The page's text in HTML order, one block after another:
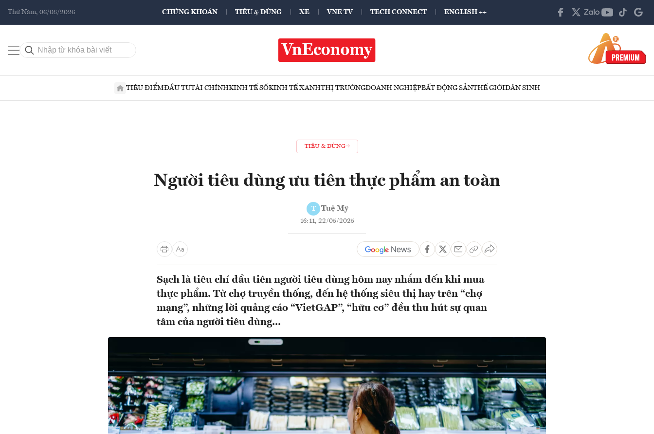
Thứ Năm, 06/08/2026 CHỨNG KHOÁN TIÊU & DÙNG XE VNE TV TECH CONNECT ENGLISH ++
TIÊU ĐIỂMĐẦU TƯTÀI CHÍNHKINH TẾ SỐKINH TẾ XANHTHỊ TRƯỜNGDOANH NGHIỆPBẤT ĐỘNG SẢNTHẾ GIỚIDÂN SINH
TIÊU & DÙNG
Người tiêu dùng ưu tiên thực phẩm an toàn
T Tuệ Mỹ
16:11, 22/05/2025
Sạch là tiêu chí đầu tiên người tiêu dùng hôm nay nhắm đến khi mua
thực phẩm. Từ chợ truyền thống, đến hệ thống siêu thị hay trên “chợ
mạng”, những lời quảng cáo “VietGAP”, “hữu cơ” đều thu hút sự quan
tâm của người tiêu dùng...